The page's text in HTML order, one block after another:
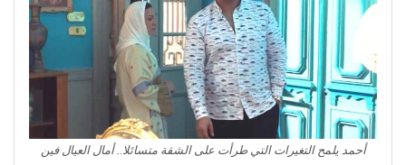
أحمد يلمح التغيرات التي طرأت على الشقة متسائلا.. أمال العيال فين